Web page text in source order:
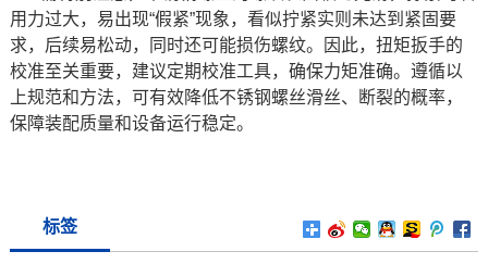
用力过大，易出现“假紧”现象，看似拧紧实则未达到紧固要
求，后续易松动，同时还可能损伤螺纹。因此，扭矩扳手的
校准至关重要，建议定期校准工具，确保力矩准确。遵循以
上规范和方法，可有效降低不锈钢螺丝滑丝、断裂的概率，
保障装配质量和设备运行稳定。
标签